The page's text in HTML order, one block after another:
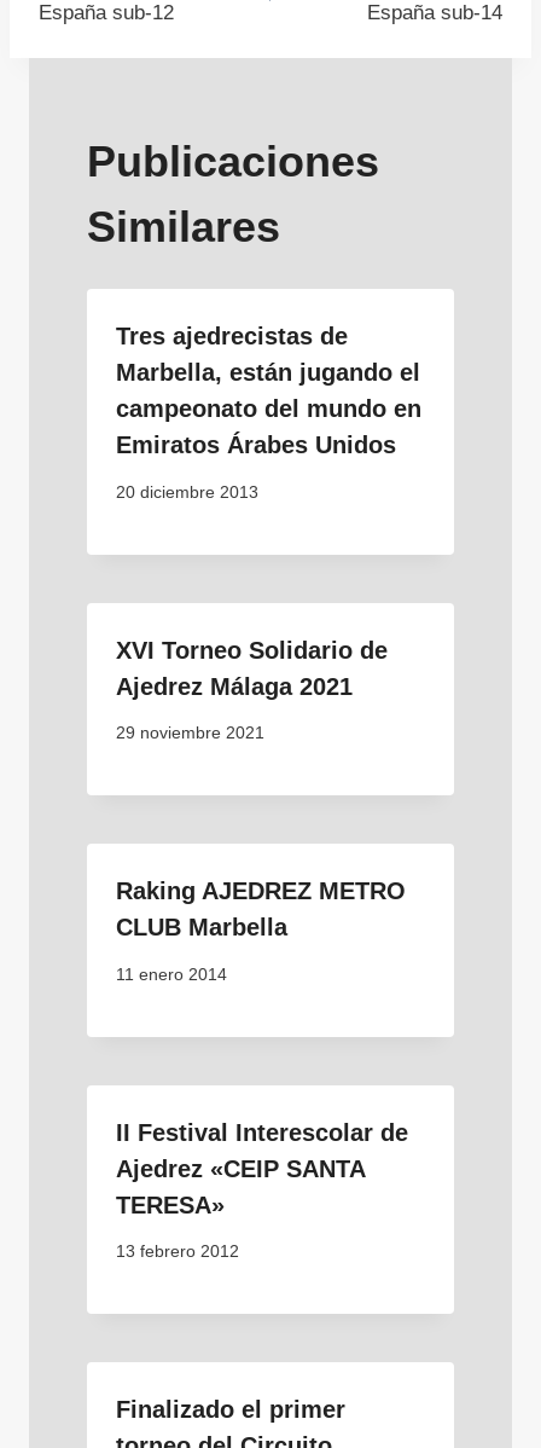
de
España sub-12
España sub-14
Publicaciones
Similares
Tres ajedrecistas de
Marbella, están jugando el
campeonato del mundo en
Emiratos Árabes Unidos
20 diciembre 2013
XVI Torneo Solidario de
Ajedrez Málaga 2021
29 noviembre 2021
Raking AJEDREZ METRO
CLUB Marbella
11 enero 2014
II Festival Interescolar de
Ajedrez «CEIP SANTA
TERESA»
13 febrero 2012
Finalizado el primer